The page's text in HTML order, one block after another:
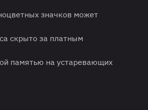
значков может
скрыто за платным
памятью на устаревающих